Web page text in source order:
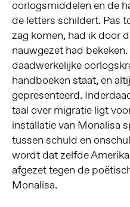
oorlogsmiddelen en de
de letters schildert. Pas
zag komen, had ik door
nauwgezet had
daadwerkelijke
handboeken staat, en
gepresenteerd.
taal over migratie ligt
installatie van Monalisa
tussen schuld en
wordt dat zelfde
afgezet tegen de
Monalisa.